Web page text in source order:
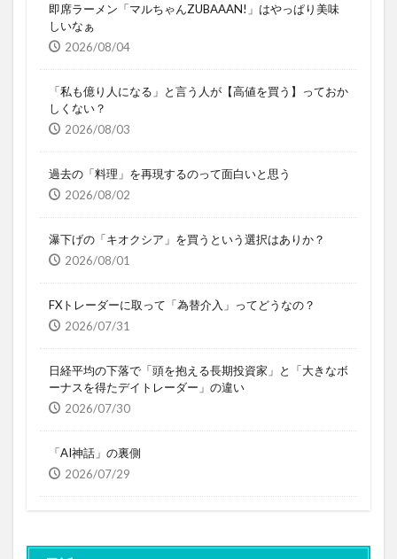
即席ラーメン「マルちゃんZUBAAAN!」はやっぱり美味
しいなぁ
2026/08/04
「私も億り人になる」と言う人が【高値を買う】っておか
しくない？
2026/08/03
過去の「料理」を再現するのって面白いと思う
2026/08/02
瀑下げの「キオクシア」を買うという選択はありか？
2026/08/01
FXトレーダーに取って「為替介入」ってどうなの？
2026/07/31
日経平均の下落で「頭を抱える長期投資家」と「大きなボ
ーナスを得たデイトレーダー」の違い
2026/07/30
「AI神話」の裏側
2026/07/29